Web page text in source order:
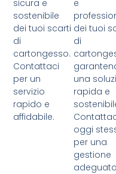
sicura e
sostenibile
dei tuoi scarti
di
cartongesso.
Contattaci
per un
servizio
rapido e
affidabile.
e
dei tuoi
di
una
rapida e
oggi
per una
gestione